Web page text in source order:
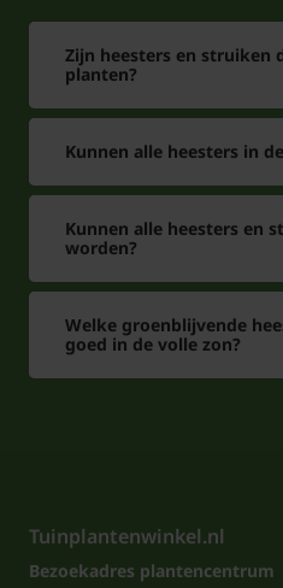
Zijn heesters en struiken
planten?
Kunnen alle heesters in
Kunnen alle heesters en
worden?
Welke groenblijvende
goed in de volle zon?
Tuinplantenwinkel.nl
Bezoekadres plantencentrum